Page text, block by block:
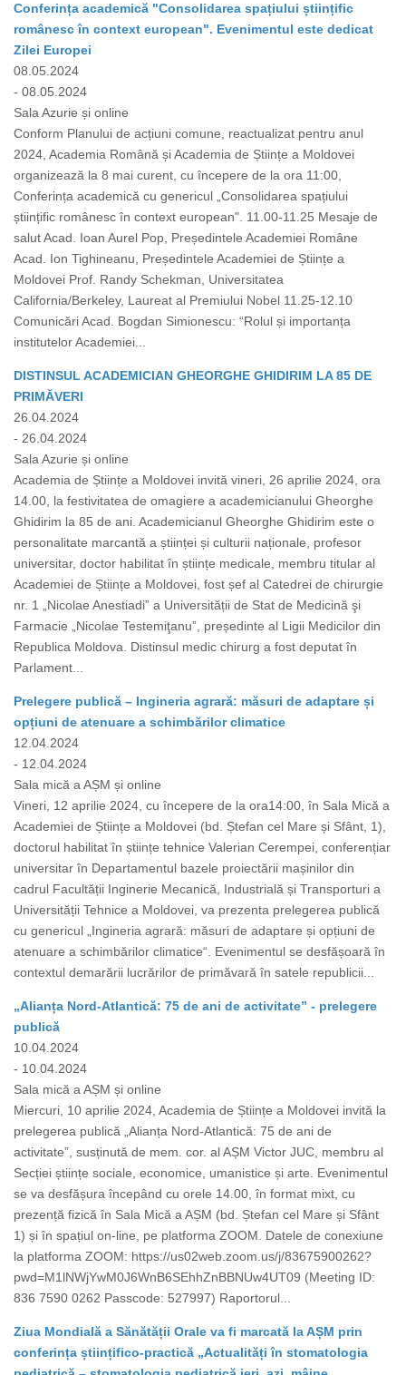
Conferința academică "Consolidarea spațiului științific
românesc în context european". Evenimentul este dedicat
Zilei Europei
08.05.2024
- 08.05.2024
Sala Azurie și online
Conform Planului de acțiuni comune, reactualizat pentru anul
2024, Academia Română și Academia de Științe a Moldovei
organizează la 8 mai curent, cu începere de la ora 11:00,
Conferința academică cu genericul „Consolidarea spațiului
științific românesc în context european". 11.00-11.25 Mesaje de
salut Acad. Ioan Aurel Pop, Președintele Academiei Române
Acad. Ion Tighineanu, Președintele Academiei de Științe a
Moldovei Prof. Randy Schekman, Universitatea
California/Berkeley, Laureat al Premiului Nobel 11.25-12.10
Comunicări Acad. Bogdan Simionescu: “Rolul și importanța
institutelor Academiei...
DISTINSUL ACADEMICIAN GHEORGHE GHIDIRIM LA 85 DE
PRIMĂVERI
26.04.2024
- 26.04.2024
Sala Azurie și online
Academia de Științe a Moldovei invită vineri, 26 aprilie 2024, ora
14.00, la festivitatea de omagiere a academicianului Gheorghe
Ghidirim la 85 de ani. Academicianul Gheorghe Ghidirim este o
personalitate marcantă a științei și culturii naționale, profesor
universitar, doctor habilitat în științe medicale, membru titular al
Academiei de Științe a Moldovei, fost șef al Catedrei de chirurgie
nr. 1 „Nicolae Anestiadi” a Universității de Stat de Medicină şi
Farmacie „Nicolae Testemiţanu”, președinte al Ligii Medicilor din
Republica Moldova. Distinsul medic chirurg a fost deputat în
Parlament...
Prelegere publică – Ingineria agrară: măsuri de adaptare și
opțiuni de atenuare a schimbărilor climatice
12.04.2024
- 12.04.2024
Sala mică a AȘM și online
Vineri, 12 aprilie 2024, cu începere de la ora14:00, în Sala Mică a
Academiei de Științe a Moldovei (bd. Ștefan cel Mare și Sfânt, 1),
doctorul habilitat în științe tehnice Valerian Cerempei, conferențiar
universitar în Departamentul bazele proiectării mașinilor din
cadrul Facultății Inginerie Mecanică, Industrială și Transporturi a
Universității Tehnice a Moldovei, va prezenta prelegerea publică
cu genericul „Ingineria agrară: măsuri de adaptare și opțiuni de
atenuare a schimbărilor climatice“. Evenimentul se desfășoară în
contextul demarării lucrărilor de primăvară în satele republicii...
„Alianța Nord-Atlantică: 75 de ani de activitate” - prelegere
publică
10.04.2024
- 10.04.2024
Sala mică a AȘM și online
Miercuri, 10 aprilie 2024, Academia de Științe a Moldovei invită la
prelegerea publică „Alianța Nord-Atlantică: 75 de ani de
activitate”, susținută de mem. cor. al AȘM Victor JUC, membru al
Secției științe sociale, economice, umanistice și arte. Evenimentul
se va desfășura începând cu orele 14.00, în format mixt, cu
prezență fizică în Sala Mică a AȘM (bd. Ștefan cel Mare și Sfânt
1) și în spațiul on-line, pe platforma ZOOM. Datele de conexiune
la platforma ZOOM: https://us02web.zoom.us/j/83675900262?
pwd=M1lNWjYwM0J6WnB6SEhhZnBBNUw4UT09 (Meeting ID:
836 7590 0262 Passcode: 527997) Raportorul...
Ziua Mondială a Sănătății Orale va fi marcată la AȘM prin
conferința științifico-practică „Actualități în stomatologia